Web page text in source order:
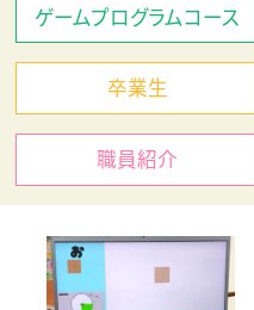
ゲームプログラムコース
卒業生
職員紹介